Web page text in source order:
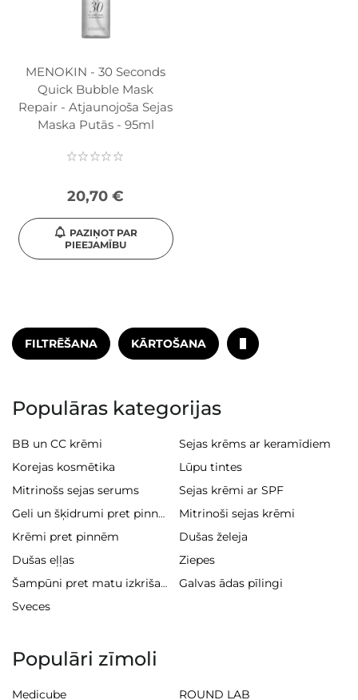
MENOKIN - 30 Seconds
Quick Bubble Mask
Repair - Atjaunojoša Sejas
Maska Putās - 95ml
20,70 €
PAZIŅOT PAR
PIEEJAMĪBU
FILTRĒŠANA KĀRTOŠANA
Populāras kategorijas
BB un CC krēmi
Sejas krēms ar keramīdiem
Korejas kosmētika
Lūpu tintes
Mitrinošs sejas serums
Sejas krēmi ar SPF
Geli un šķidrumi pret pinnēm
Mitrinoši sejas krēmi
Krēmi pret pinnēm
Dušas želeja
Dušas eļļas
Ziepes
Šampūni pret matu izkrišanu
Galvas ādas pīlingi
Sveces
Populāri zīmoli
Medicube
ROUND LAB